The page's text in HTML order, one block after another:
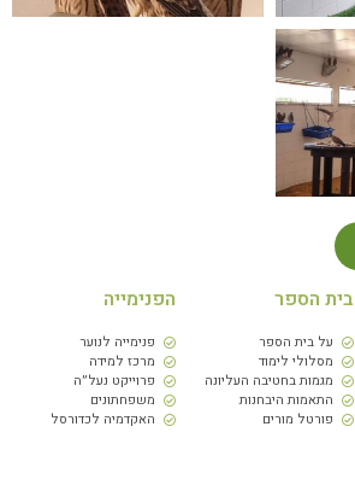
בית הספר
על בית הספר
מסלולי לימוד
מגמות בחטיבה העליונה
התאמות היבחנות
פורטל מורים
הפנימייה
פנימייה לנוער
מרכז למידה
פרוייקט נעל״ה
משפחתונים
האקדמיה לכדורסל